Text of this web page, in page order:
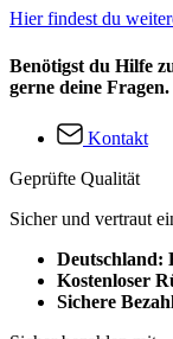
Hier findest du
Benötigst du Hilfe
gerne deine Fragen.
Kontakt
Geprüfte Qualität
Sicher und vertraut
Deutschland:
Kostenloser
Sichere